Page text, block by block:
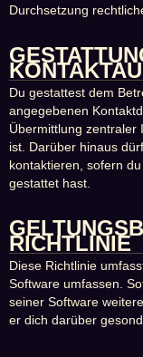
Durchsetzung
Du gestattest dem
angegebenen
Übermittlung zentraler
ist. Darüber hinaus
kontaktieren, sofern
gestattet hast.
RICHTLINIE
Diese Richtlinie
Software umfassen.
seiner Software
er dich darüber